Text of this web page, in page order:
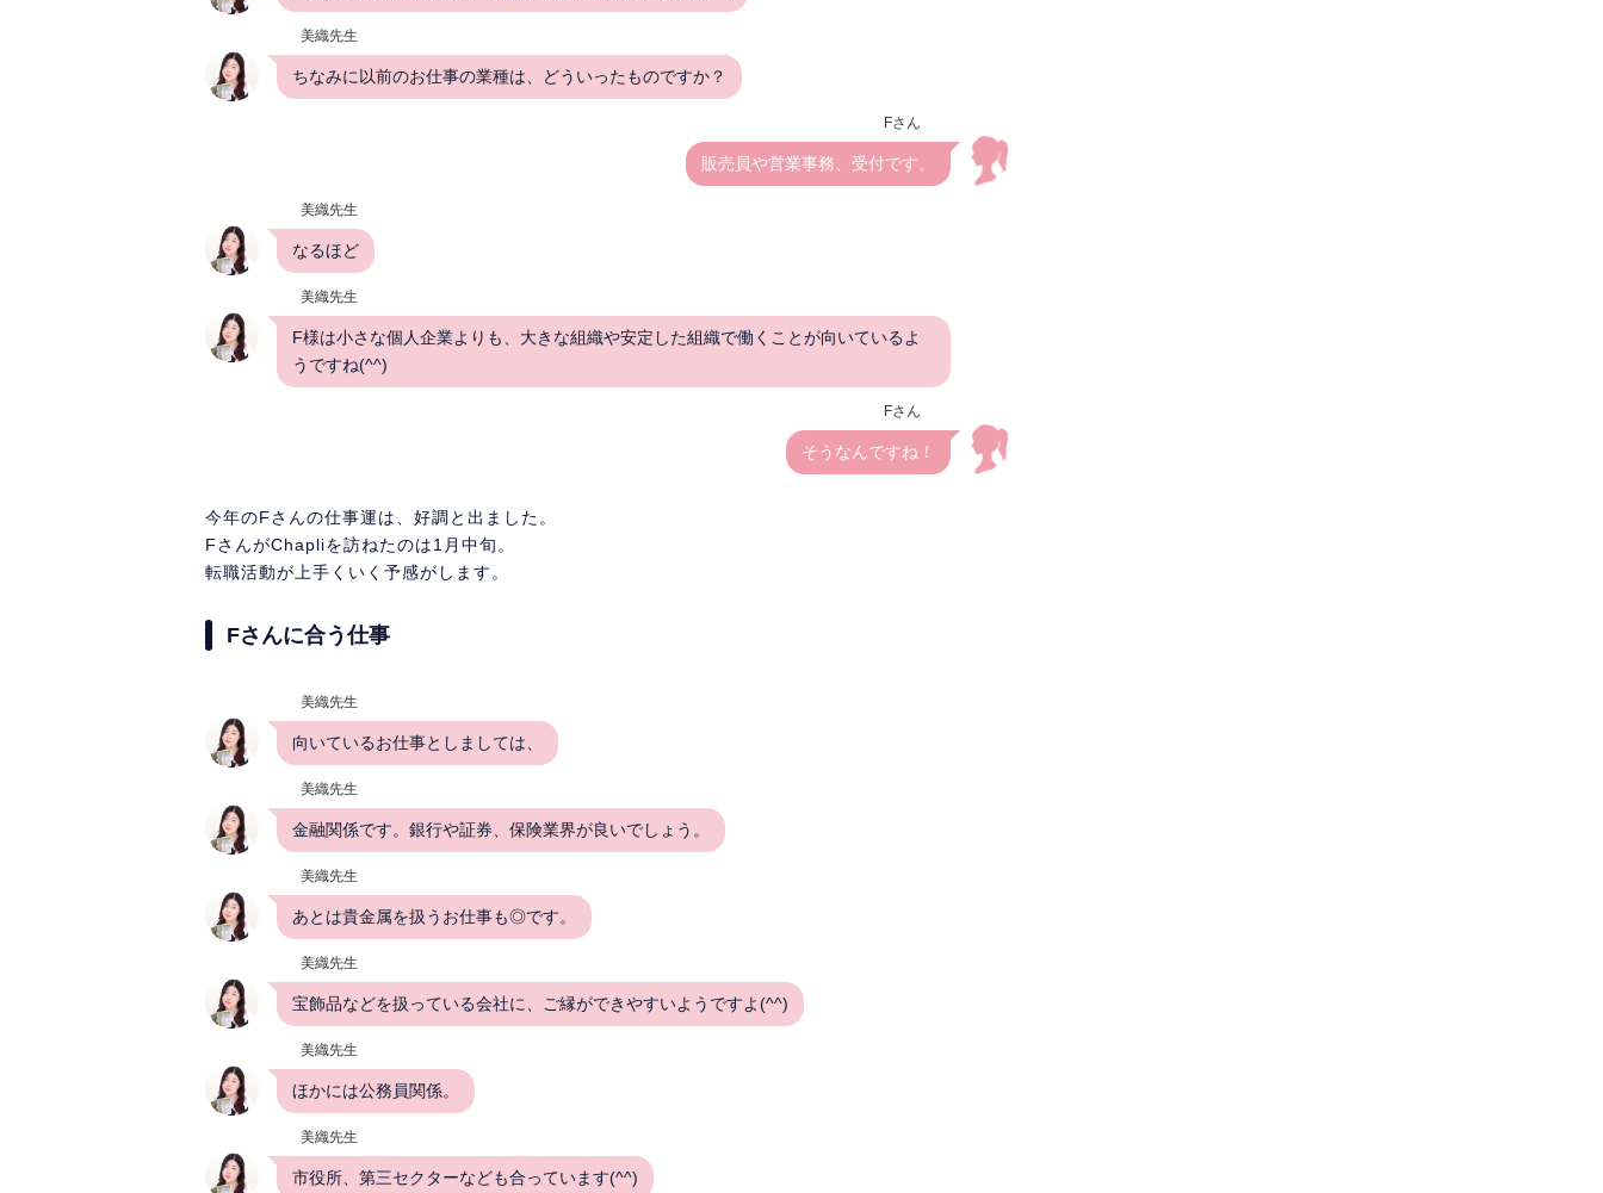
美織先生
ちなみに以前のお仕事の業種は、どういったものですか？
Fさん
販売員や営業事務、受付です。
美織先生
なるほど
美織先生
F様は小さな個人企業よりも、大きな組織や安定した組織で働くことが向いているよ
うですね(^^)
Fさん
そうなんですね！
今年のFさんの仕事運は、好調と出ました。
FさんがChapliを訪ねたのは1月中旬。
転職活動が上手くいく予感がします。
Fさんに合う仕事
美織先生
向いているお仕事としましては、
美織先生
金融関係です。銀行や証券、保険業界が良いでしょう。
美織先生
あとは貴金属を扱うお仕事も◎です。
美織先生
宝飾品などを扱っている会社に、ご縁ができやすいようですよ(^^)
美織先生
ほかには公務員関係。
美織先生
市役所、第三セクターなども合っています(^^)